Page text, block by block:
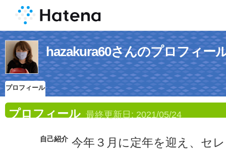
hazakura60さんのプロフィー
プロフィール
プロフィール 最終更新日: 2021/05/24
自己紹介 今年３月に定年を迎え、セ